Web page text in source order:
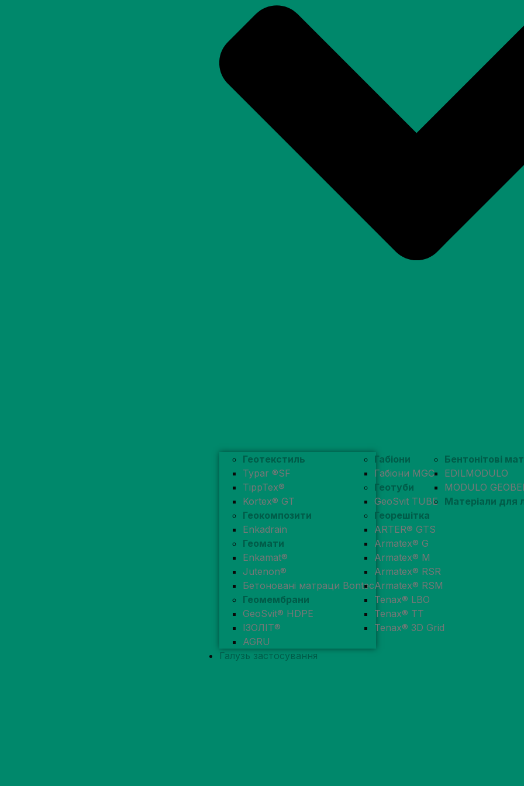
Геотекстиль
Typar ®SF
TippTex®
Kortex® GT
Геокомпозити
Enkadrain
Геомати
Enkamat®
Jutenon®
Бетоновані матраци Bontec
Геомембрани
GeoSvit® HDPE
ІЗОЛІТ®
AGRU
Габіони
Габіони MGC
Геотуби
GeoSvit TUBE
Георешітка
ARTER® GTS
Armatex® G
Armatex® M
Armatex® RSR
Armatex® RSM
Tenax® LBO
Tenax® TT
Tenax® 3D Grid
Бентонітові
EDILMODULO
MODULO
Матеріали для
Галузь застосування